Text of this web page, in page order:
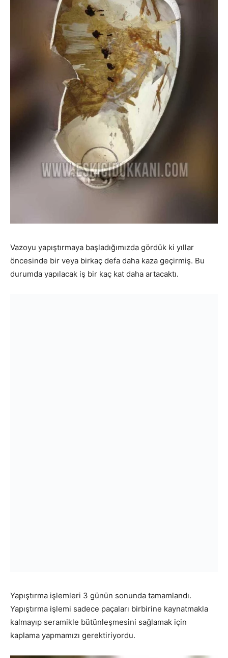
Vazoyu yapıştırmaya başladığımızda gördük ki yıllar
öncesinde bir veya birkaç defa daha kaza geçirmiş. Bu
durumda yapılacak iş bir kaç kat daha artacaktı.
Yapıştırma işlemleri 3 günün sonunda tamamlandı.
Yapıştırma işlemi sadece paçaları birbirine kaynatmakla
kalmayıp seramikle bütünleşmesini sağlamak için
kaplama yapmamızı gerektiriyordu.